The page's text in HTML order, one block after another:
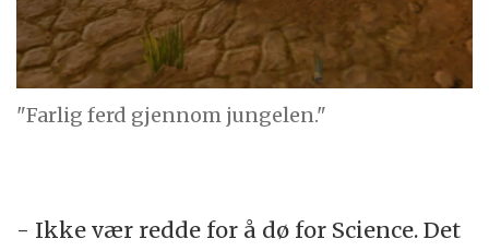
"Farlig ferd gjennom jungelen."
- Ikke vær redde for å dø for Science. Det